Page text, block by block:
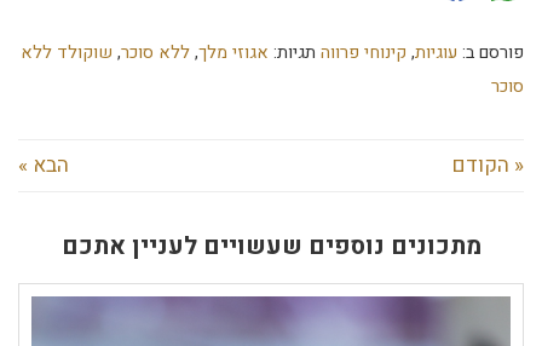
פורסם ב: עוגיות, קינוחי פרווה תגיות: אגוזי מלך,ללא סוכר, שוקולד ללא
סוכר
« הקודם הבא »
מתכונים נוספים שעשויים לעניין אתכם